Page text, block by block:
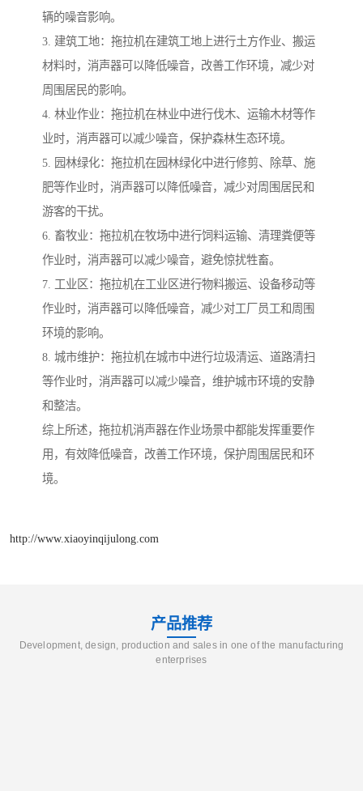
辆的噪音影响。
3. 建筑工地：拖拉机在建筑工地上进行土方作业、搬运
材料时，消声器可以降低噪音，改善工作环境，减少对
周围居民的影响。
4. 林业作业：拖拉机在林业中进行伐木、运输木材等作
业时，消声器可以减少噪音，保护森林生态环境。
5. 园林绿化：拖拉机在园林绿化中进行修剪、除草、施
肥等作业时，消声器可以降低噪音，减少对周围居民和
游客的干扰。
6. 畜牧业：拖拉机在牧场中进行饲料运输、清理粪便等
作业时，消声器可以减少噪音，避免惊扰牲畜。
7. 工业区：拖拉机在工业区进行物料搬运、设备移动等
作业时，消声器可以降低噪音，减少对工厂员工和周围
环境的影响。
8. 城市维护：拖拉机在城市中进行垃圾清运、道路清扫
等作业时，消声器可以减少噪音，维护城市环境的安静
和整洁。
综上所述，拖拉机消声器在作业场景中都能发挥重要作
用，有效降低噪音，改善工作环境，保护周围居民和环
境。
http://www.xiaoyinqijulong.com
产品推荐
Development, design, production and sales in one of the manufacturing
enterprises